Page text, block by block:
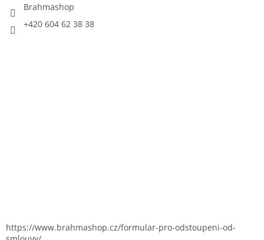
Brahmashop
+420 604 62 38 38
https://www.brahmashop.cz/formular-pro-odstoupeni-od-